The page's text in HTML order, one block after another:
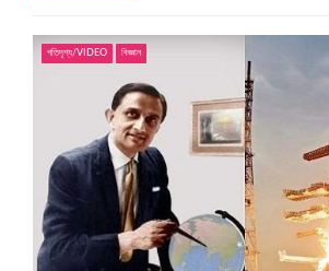
গতিদৃশ্য/VIDEO বিজ্ঞান